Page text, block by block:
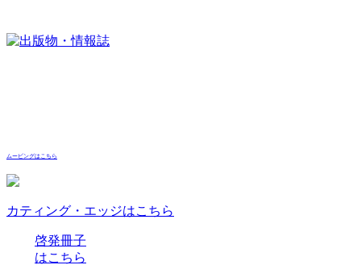
ムービングはこちら
カティング・エッジはこちら
啓発冊子
はこちら